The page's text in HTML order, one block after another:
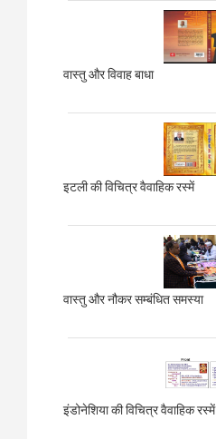
वास्तु और विवाह बाधा
इटली की विचित्र वैवाहिक रस्में
वास्तु और नौकर सम्बंधित समस्या
इंडोनेशिया की विचित्र वैवाहिक रस्में